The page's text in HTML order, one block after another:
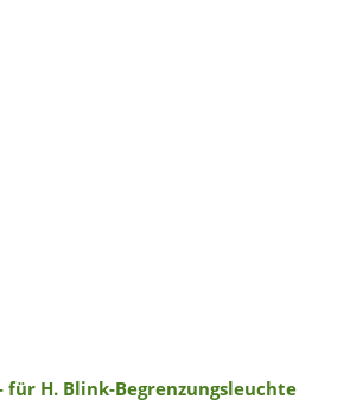
- für H. Blink-Begrenzungsleuchte